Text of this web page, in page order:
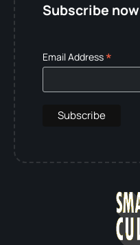
Subscribe now
Email Address*